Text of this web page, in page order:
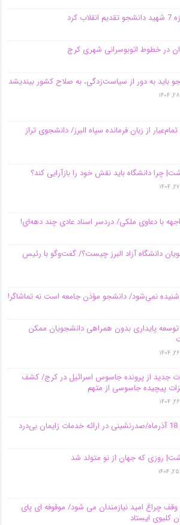
باید به دور از سیاست‌زدگی، به صلاح کشور بیندیشد
از زبان فرمانده سپاه البرز/ دانشجوی تراز
چرا دانشگاه باید نقش خود را بازآرایی کند؟
با دعاوی ملکی/ دردسر اسناد عادی چند‌ دهه‌ای!
دانشگاه آزاد البرز چیست؟/ گفت‌وگو با رئیس
نمی‌شود/ دانشجو مؤذن جامعه است نه تماشاگر!
پایداری بدون همراهی دانشجویان ممکن
جدید از پرونده جاسوس اسرائیل در کرج/‌ کشف
پیچیده جاسوسی از متهم
روزی که جهان از نو متولد شد
چراغ امید نیازمندان می شود/ موقوفه ای پای
کلیوی ایستاد